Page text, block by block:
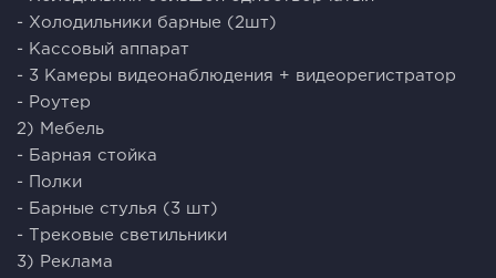
- Холодильники барные (2шт)
- Кассовый аппарат
- 3 Камеры видеонаблюдения + видеорегистратор
- Роутер
2) Мебель
- Барная стойка
- Полки
- Барные стулья (3 шт)
- Трековые светильники
3) Реклама